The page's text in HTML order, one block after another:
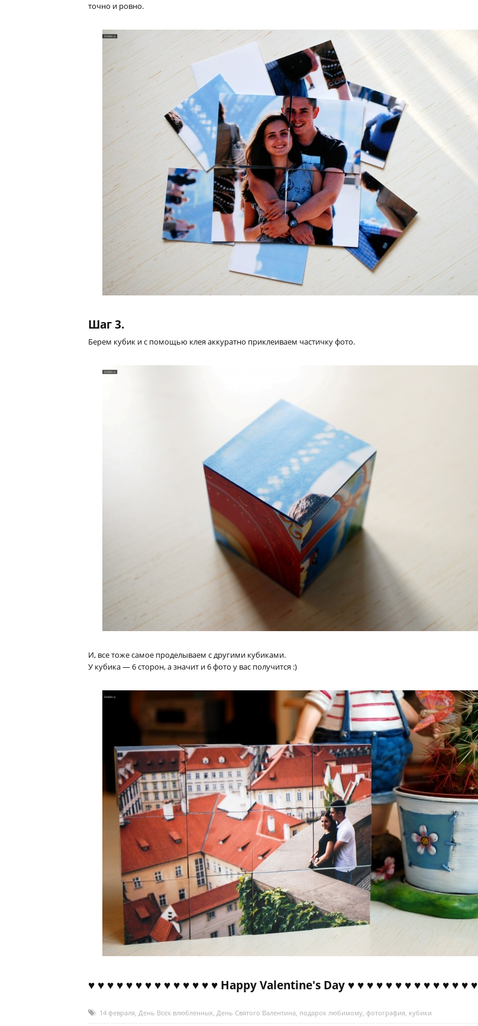
точно и ровно.
Шаг 3.
Берем кубик и с помощью клея аккуратно приклеиваем частичку фото.
И, все тоже самое проделываем с другими кубиками.
У кубика — 6 сторон, а значит и 6 фото у вас получится :)
♥ ♥ ♥ ♥ ♥ ♥ ♥ ♥ ♥ ♥ ♥ ♥ ♥ ♥ Happy Valentine's Day ♥ ♥ ♥ ♥ ♥ ♥ ♥ ♥ ♥ ♥ ♥ ♥ ♥ ♥
14 февраля,День Всех влюбленных,День Святого Валентина, подарок любимому,фотография, кубики